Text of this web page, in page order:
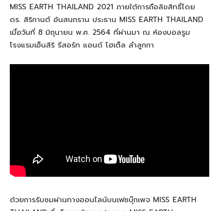
MISS EARTH THAILAND 2021 ภายใต้การถือลิขสิทธิ์โดย
ดร. สิริกานต์ อ้นสนกราน ประธาน MISS EARTH THAILAND
เมื่อวันที่ 8 มิถุนายน พ.ศ. 2564 ที่ผ่านมา ณ ห้องบอลรูม
โรงแรมเอ็นสิริ รีสอร์ท แอนด์ โฮเต็ล ลำลูกกา
ด้วยการรับชมผ่านทางออนไลน์บนเฟซบุ๊กเพจ MISS EARTH